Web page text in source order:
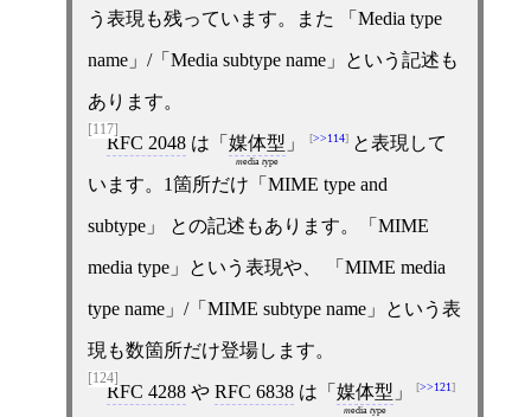
う表現も残っています。また 「Media type
name」/「Media subtype name」という記述も
あります。
[117]
RFC 2048は「 媒体型
media type
」 >>114 と表現して
います。1箇所だけ「MIME type and
subtype」 との記述もあります。「MIME
media type」という表現や、 「MIME media
type name」/「MIME subtype name」という表
現も数箇所だけ登場します。
[124]
RFC 4288や RFC 6838は「 媒体型
media type
」 >>121